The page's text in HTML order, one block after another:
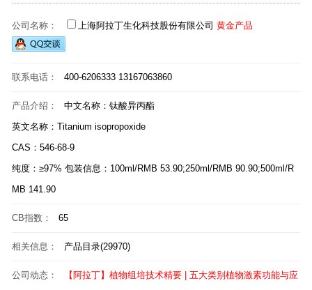
公司名称： 上海阿拉丁生化科技股份有限公司 黄金产品
联系电话： 400-6206333 13167063860
产品介绍：
中文名称：钛酸异丙酯
英文名称：Titanium isopropoxide
CAS：546-68-9
纯度：≥97% 包装信息：100ml/RMB 53.90;250ml/RMB 90.90;500ml/R
MB 141.90
CB指数： 65
相关信息： 产品目录(29970)
公司动态：
【阿拉丁】植物组培技术精要 | 五大类别植物激素功能与应